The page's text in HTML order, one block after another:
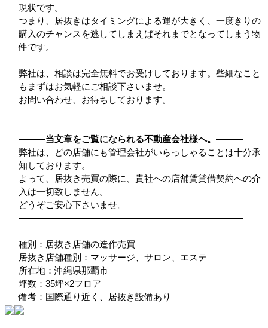
現状です。
つまり、居抜きはタイミングによる運が大きく、一度きりの
購入のチャンスを逃してしまえばそれまでとなってしまう物
件です。
弊社は、相談は完全無料でお受けしております。些細なこと
もまずはお気軽にご相談下さいませ。
お問い合わせ、お待ちしております。
―――当文章をご覧になられる不動産会社様へ。―――
弊社は、どの店舗にも管理会社がいらっしゃることは十分承
知しております。
よって、居抜き売買の際に、貴社への店舗賃貸借契約への介
入は一切致しません。
どうぞご安心下さいませ。
―――――――――――――――――――――――――
種別：居抜き店舗の造作売買
居抜き店舗種別：マッサージ、サロン、エステ
所在地：沖縄県那覇市
坪数：35坪×2フロア
備考：国際通り近く、居抜き設備あり